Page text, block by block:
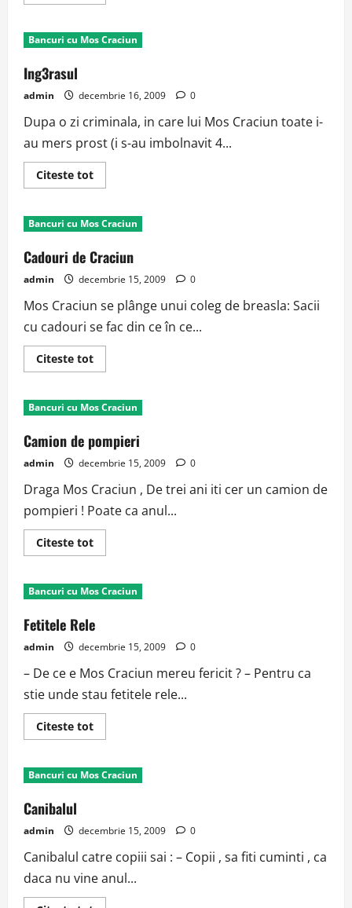
si
Pesimistul
Bancuri cu Mos Craciun
Ing3rasul
admin decembrie 16, 2009 0
Dupa o zi criminala, in care lui Mos Craciun toate i-
au mers prost (i s-au imbolnavit 4...
Citeste totRead
more
Bancuri cu Mos Craciun
Cadouri de Craciun
admin decembrie 15, 2009 0
Mos Craciun se plânge unui coleg de breasla: Sacii
cu cadouri se fac din ce în ce...
Citeste totRead
more
de
Craciun
Bancuri cu Mos Craciun
Camion de pompieri
admin decembrie 15, 2009 0
Draga Mos Craciun , De trei ani iti cer un camion de
pompieri ! Poate ca anul...
Citeste totRead
more
de
pompieri
Bancuri cu Mos Craciun
Fetitele Rele
admin decembrie 15, 2009 0
– De ce e Mos Craciun mereu fericit ? – Pentru ca
stie unde stau fetitele rele...
Citeste totRead
more
Rele
Bancuri cu Mos Craciun
Canibalul
admin decembrie 15, 2009 0
Canibalul catre copiii sai : – Copii , sa fiti cuminti , ca
daca nu vine anul...